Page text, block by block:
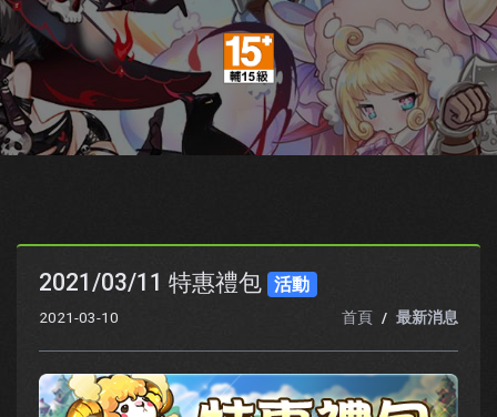
2021/03/11 特惠禮包 活動
2021-03-10 首頁 最新消息